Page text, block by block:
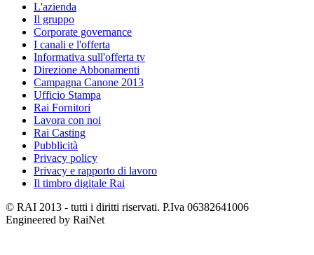
L'azienda
Il gruppo
Corporate governance
I canali e l'offerta
Informativa sull'offerta tv
Direzione Abbonamenti
Campagna Canone 2013
Ufficio Stampa
Rai Fornitori
Lavora con noi
Rai Casting
Pubblicità
Privacy policy
Privacy e rapporto di lavoro
Il timbro digitale Rai
© RAI 2013 - tutti i diritti riservati. P.Iva 06382641006
Engineered by RaiNet